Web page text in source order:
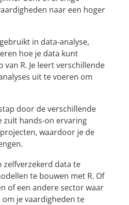
naar een hoger
in data-analyse,
hoe je data kunt
R. Je leert verschillende
uit te voeren om
door de verschillende
zult hands-on ervaring
waardoor je de
zelfverzekerd data te
te bouwen met R. Of
of een andere sector waar
om je vaardigheden te